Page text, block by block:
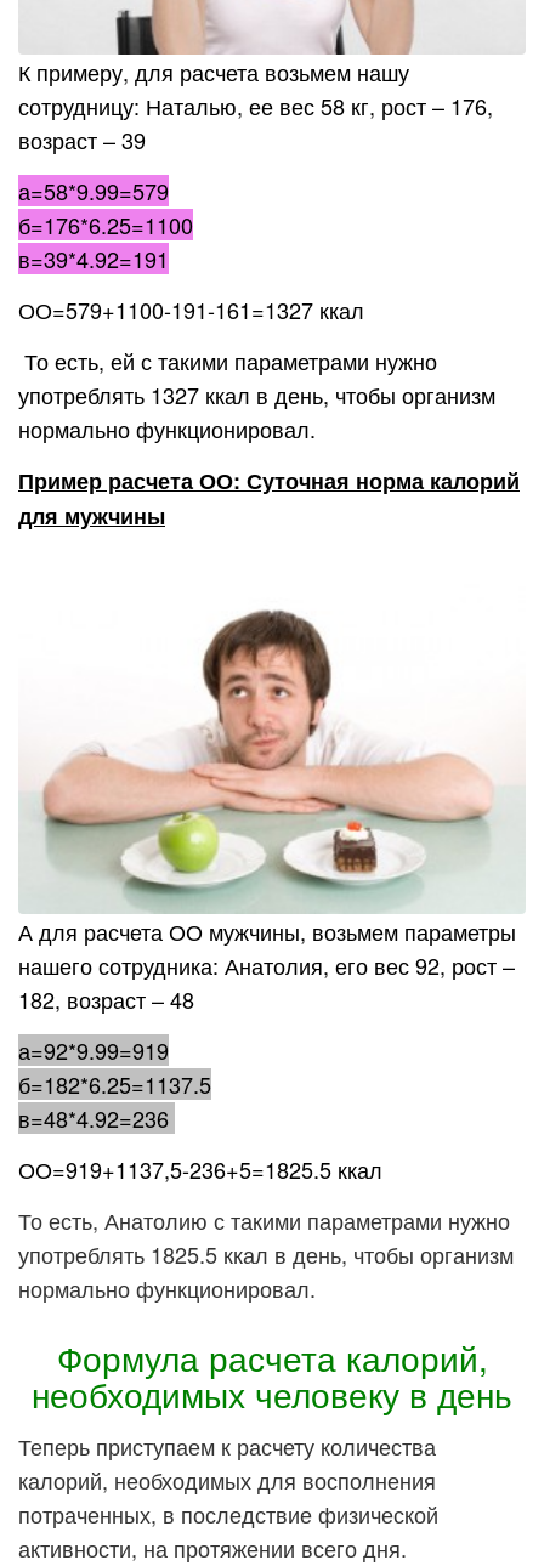
К примеру, для расчета возьмем нашу
сотрудницу: Наталью, ее вес 58 кг, рост – 176,
возраст – 39
а=58*9.99=579
б=176*6.25=1100
в=39*4.92=191
ОО=579+1100-191-161=1327 ккал
То есть, ей с такими параметрами нужно
употреблять 1327 ккал в день, чтобы организм
нормально функционировал.
Пример расчета ОО: Суточная норма калорий
для мужчины
А для расчета ОО мужчины, возьмем параметры
нашего сотрудника: Анатолия, его вес 92, рост –
182, возраст – 48
а=92*9.99=919
б=182*6.25=1137.5
в=48*4.92=236
ОО=919+1137,5-236+5=1825.5 ккал
То есть, Анатолию с такими параметрами нужно
употреблять 1825.5 ккал в день, чтобы организм
нормально функционировал.
Формула расчета калорий,
необходимых человеку в день
Теперь приступаем к расчету количества
калорий, необходимых для восполнения
потраченных, в последствие физической
активности, на протяжении всего дня.